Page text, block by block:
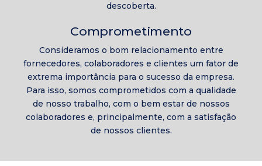
descoberta.
Comprometimento
Consideramos o bom relacionamento entre
fornecedores, colaboradores e clientes um fator de
extrema importância para o sucesso da empresa.
Para isso, somos comprometidos com a qualidade
de nosso trabalho, com o bem estar de nossos
colaboradores e, principalmente, com a satisfação
de nossos clientes.